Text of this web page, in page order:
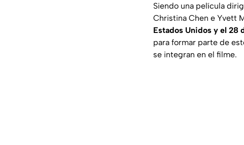
Siendo una película
Christina Chen e Yvett
Estados Unidos y el 28
para formar parte de
se integran en el filme.